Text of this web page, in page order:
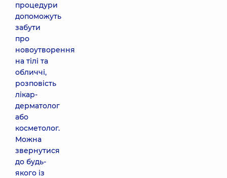
процедури
допоможуть
забути
про
новоутворення
на тілі та
обличчі,
розповість
лікар-
дерматолог
або
косметолог.
Можна
звернутися
до будь-
якого із